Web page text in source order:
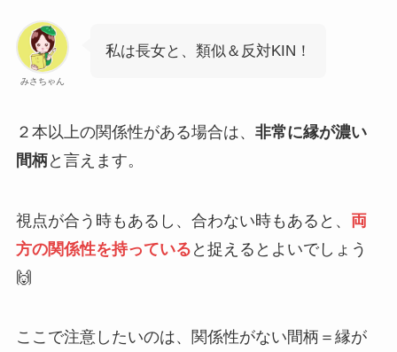
みさちゃん
私は長女と、類似＆反対KIN！
２本以上の関係性がある場合は、 非常に縁が濃い
間柄と言えます。
視点が合う時もあるし、合わない時もあると、 両
方の関係性を持っている と捉えるとよいでしょう
🙌
ここで注意したいのは、関係性がない間柄＝縁が